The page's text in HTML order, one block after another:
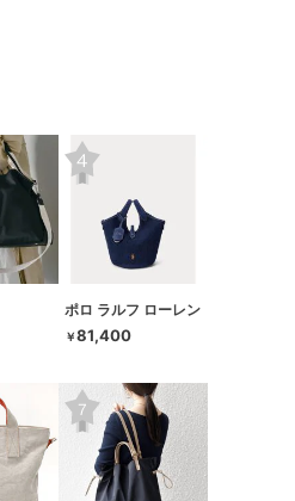
ポロ ラルフ ローレン
￥81,400